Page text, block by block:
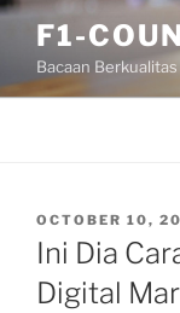
Skip
content
F1-
Bacaan Berkualitas
POSTED
ON
OCTOBER 10,
Ini Dia
Digital